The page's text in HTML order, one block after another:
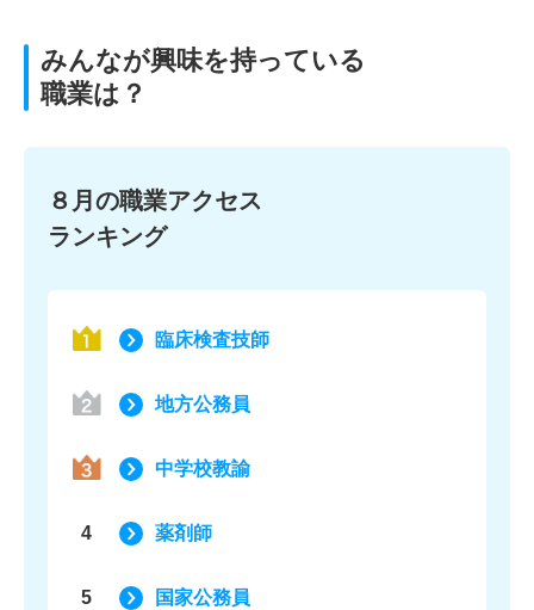
みんなが興味を持っている
職業は？
８月の職業アクセス
ランキング
臨床検査技師
地方公務員
中学校教諭
4 薬剤師
5 国家公務員